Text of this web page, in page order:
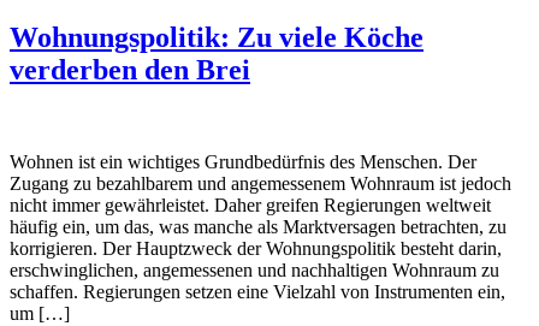
Wohnungspolitik: Zu viele Köche
verderben den Brei
Wohnen ist ein wichtiges Grundbedürfnis des Menschen. Der
Zugang zu bezahlbarem und angemessenem Wohnraum ist jedoch
nicht immer gewährleistet. Daher greifen Regierungen weltweit
häufig ein, um das, was manche als Marktversagen betrachten, zu
korrigieren. Der Hauptzweck der Wohnungspolitik besteht darin,
erschwinglichen, angemessenen und nachhaltigen Wohnraum zu
schaffen. Regierungen setzen eine Vielzahl von Instrumenten ein,
um […]